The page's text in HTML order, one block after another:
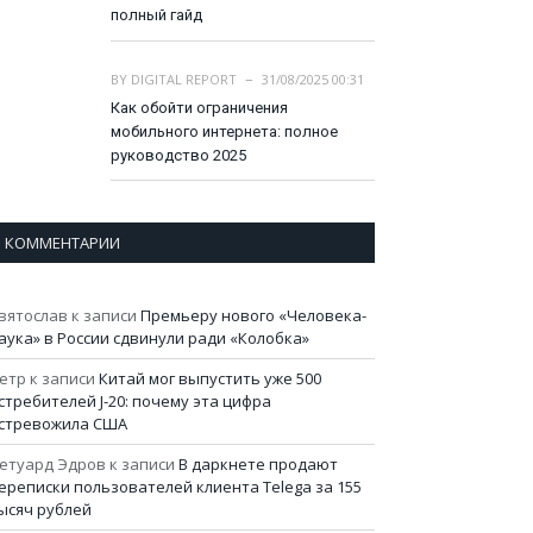
полный гайд
BY DIGITAL REPORT
31/08/2025 00:31
Как обойти ограничения
мобильного интернета: полное
руководство 2025
КОММЕНТАРИИ
к записи Премьеру нового «Человека-
в России сдвинули ради «Колобка»
к записи Китай мог выпустить уже 500
J-20: почему эта цифра
США
Эдров к записи В даркнете продают
пользователей клиента Telega за 155
рублей